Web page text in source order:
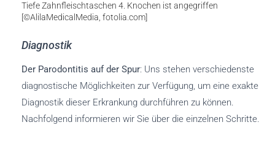
Tiefe Zahnfleischtaschen 4. Knochen ist angegriffen
[©AlilaMedicalMedia, fotolia.com]
Diagnostik
Der Parodontitis auf der Spur: Uns stehen verschiedenste
diagnostische Möglichkeiten zur Verfügung, um eine exakte
Diagnostik dieser Erkrankung durchführen zu können.
Nachfolgend informieren wir Sie über die einzelnen Schritte.